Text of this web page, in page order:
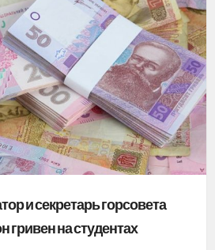
и секретарь горсовета
гривен на студентах